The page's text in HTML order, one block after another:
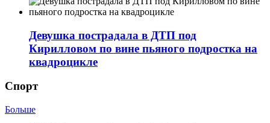
Девушка пострадала в ДТП под
Кирилловом по вине пьяного подростка на
квадроцикле
Спорт
Больше